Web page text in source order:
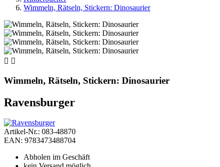
Wimmeln, Rätseln, Stickern: Dinosaurier
 
Wimmeln, Rätseln, Stickern: Dinosaurier
Ravensburger
Artikel-Nr.: 083-48870
EAN: 9783473488704
Abholen im Geschäft